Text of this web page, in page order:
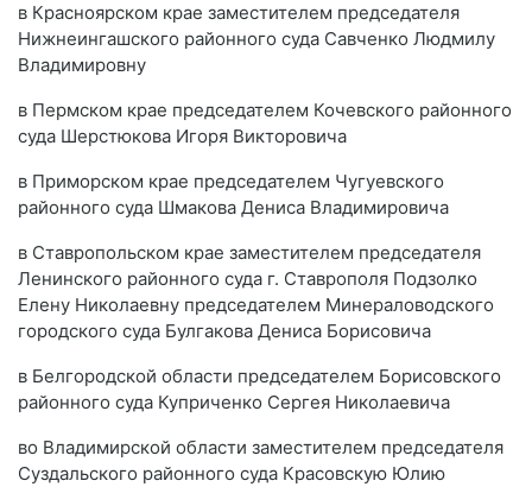
в Красноярском крае заместителем председателя
Нижнеингашского районного суда Савченко Людмилу
Владимировну
в Пермском крае председателем Кочевского районного
суда Шерстюкова Игоря Викторовича
в Приморском крае председателем Чугуевского
районного суда Шмакова Дениса Владимировича
в Ставропольском крае заместителем председателя
Ленинского районного суда г. Ставрополя Подзолко
Елену Николаевну председателем Минераловодского
городского суда Булгакова Дениса Борисовича
в Белгородской области председателем Борисовского
районного суда Куприченко Сергея Николаевича
во Владимирской области заместителем председателя
Суздальского районного суда Красовскую Юлию